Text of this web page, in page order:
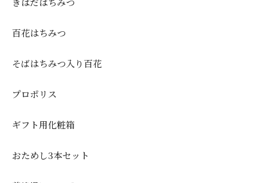
百花はちみつ
そばはちみつ入り百花
プロポリス
ギフト用化粧箱
おためし3本セット